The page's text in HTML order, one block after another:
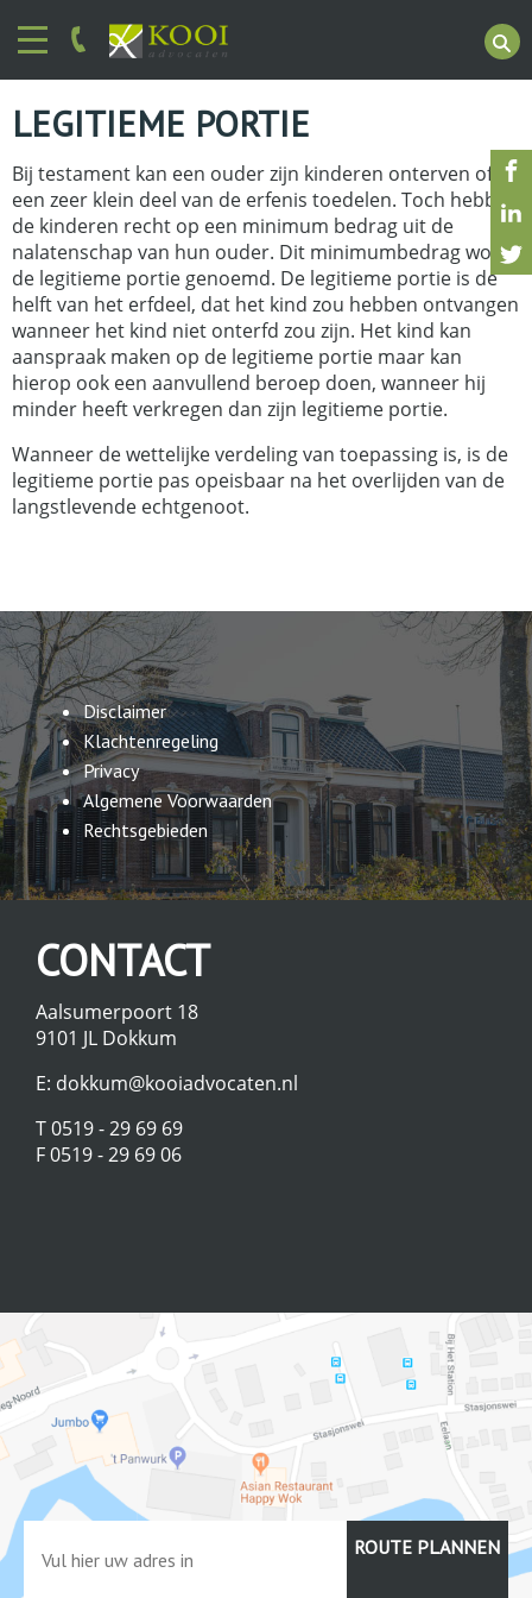
LEGITIEME PORTIE
Bij testament kan een ouder zijn kinderen onterven of
een zeer klein deel van de erfenis toedelen. Toch hebben
de kinderen recht op een minimum bedrag uit de
nalatenschap van hun ouder. Dit minimumbedrag wordt
de legitieme portie genoemd. De legitieme portie is de
helft van het erfdeel, dat het kind zou hebben ontvangen
wanneer het kind niet onterfd zou zijn. Het kind kan
aanspraak maken op de legitieme portie maar kan
hierop ook een aanvullend beroep doen, wanneer hij
minder heeft verkregen dan zijn legitieme portie.
Wanneer de wettelijke verdeling van toepassing is, is de
legitieme portie pas opeisbaar na het overlijden van de
langstlevende echtgenoot.
Disclaimer
Klachtenregeling
Privacy
Algemene Voorwaarden
Rechtsgebieden
CONTACT
Aalsumerpoort 18
9101 JL Dokkum
E: dokkum@kooiadvocaten.nl
T 0519 - 29 69 69
F 0519 - 29 69 06
ROUTE PLANNEN